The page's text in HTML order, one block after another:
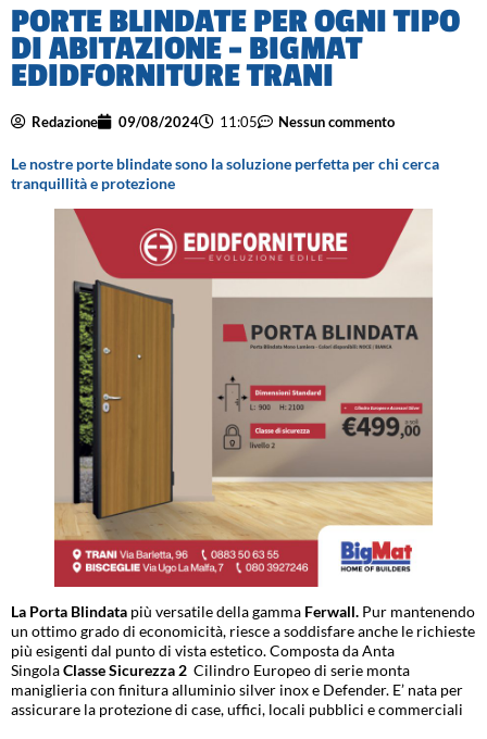
PORTE BLINDATE PER OGNI TIPO
DI ABITAZIONE – BIGMAT
EDIDFORNITURE TRANI
Redazione 09/08/2024 11:05 Nessun commento
Le nostre porte blindate sono la soluzione perfetta per chi cerca
tranquillità e protezione
La Porta Blindata più versatile della gamma Ferwall. Pur mantenendo
un ottimo grado di economicità, riesce a soddisfare anche le richieste
più esigenti dal punto di vista estetico. Composta da Anta
SingolaClasse Sicurezza 2 Cilindro Europeo di serie monta
maniglieria con finitura alluminio silver inox e Defender. E’ nata per
assicurare la protezione di case, uffici, locali pubblici e commerciali